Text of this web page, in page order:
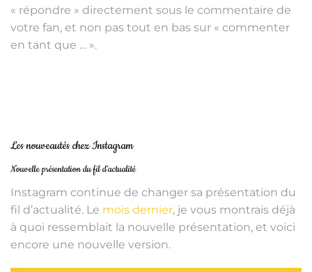
« répondre » directement sous le commentaire de
votre fan, et non pas tout en bas sur « commenter
en tant que … ».
Les nouveautés chez Instagram
Nouvelle présentation du fil d’actualité
Instagram continue de changer sa présentation du
fil d’actualité. Le mois dernier, je vous montrais déjà
à quoi ressemblait la nouvelle présentation, et voici
encore une nouvelle version.